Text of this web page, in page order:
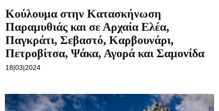
Κούλουμα στην Κατασκήνωση
Παραμυθιάς και σε Αρχαία Ελέα,
Παγκράτι, Σεβαστό, Καρβουνάρι,
Πετροβίτσα, Ψάκα, Αγορά και Σαμονίδα
18|03|2024